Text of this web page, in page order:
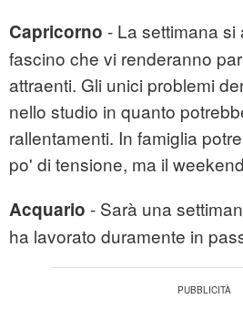
Capricorno - La settimana
fascino che vi renderanno
attraenti. Gli unici problemi
nello studio in quanto
rallentamenti. In famiglia
po' di tensione, ma il
Acquario - Sarà una
ha lavorato duramente in